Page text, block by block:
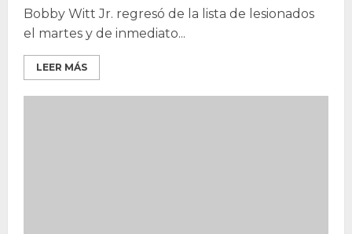
‎Bobby Witt Jr. regresó de la lista de lesionados
el martes y de inmediato...
LEER MÁS